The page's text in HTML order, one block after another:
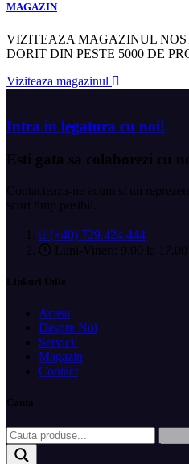
MAGAZIN
VIZITEAZA MAGAZINUL
DORIT DIN PESTE 5000 DE
Viziteaza magazinul
Intra in legatura cu noi!
Esti gata sa colaborezi cu
Contacteaza-ne acum si un
scurt timp posibil.
(+40) 729.424.444
Luni-Vineri: 9.00 la 17.00
Linkuri Utile
Acasa
Despre Noi
Servicii
Magazin
Contact
Cauta